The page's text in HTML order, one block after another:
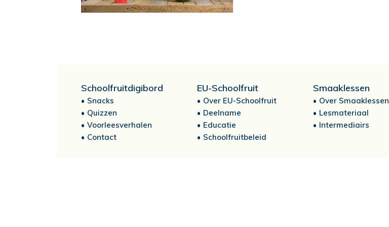
Schoolfruitdigibord
Snacks
Quizzen
Voorleesverhalen
Contact
EU-Schoolfruit
Over EU-Schoolfruit
Deelname
Educatie
Schoolfruitbeleid
Smaaklessen
Over Smaaklessen
Lesmateriaal
Intermediairs